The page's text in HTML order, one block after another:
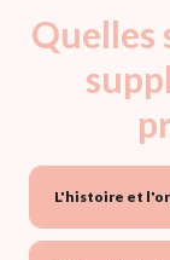
Quelles
L'histoire et